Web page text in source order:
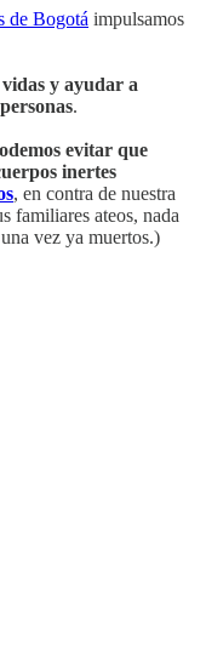
de Bogotá impulsamos
y ayudar a
.
evitar que
inertes
, en contra de nuestra
familiares ateos, nada
vez ya muertos.)